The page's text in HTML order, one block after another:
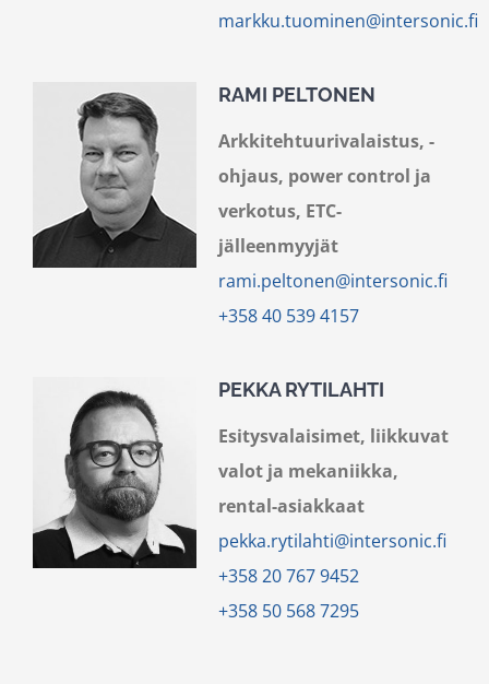
markku.tuominen@intersonic.fi
RAMI PELTONEN
Arkkitehtuurivalaistus, -
ohjaus, power control ja
verkotus, ETC-
jälleenmyyjät
rami.peltonen@intersonic.fi
+358 40 539 4157
PEKKA RYTILAHTI
Esitysvalaisimet, liikkuvat
valot ja mekaniikka,
rental-asiakkaat
pekka.rytilahti@intersonic.fi
+358 20 767 9452
+358 50 568 7295